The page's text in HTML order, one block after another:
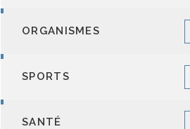
ORGANISMES
SPORTS
SANTÉ